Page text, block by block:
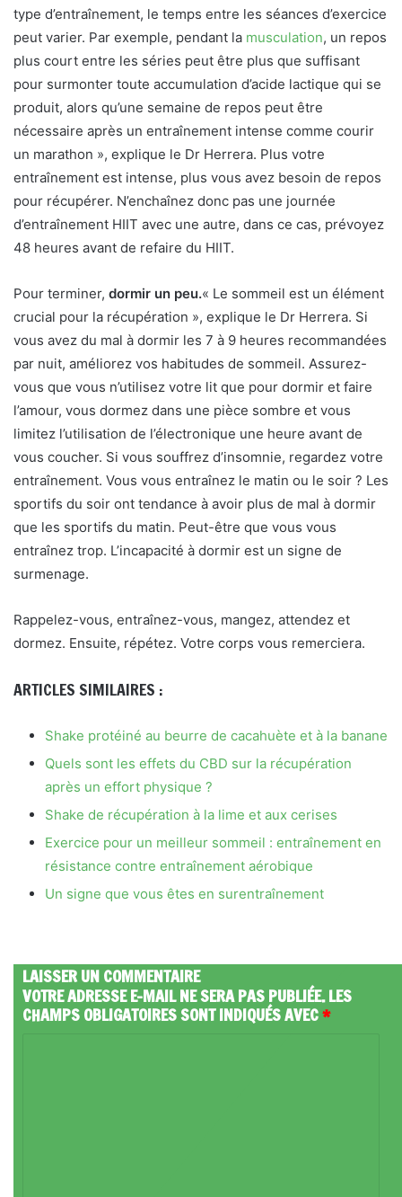
type d’entraînement, le temps entre les séances d’exercice
peut varier. Par exemple, pendant la musculation, un repos
plus court entre les séries peut être plus que suffisant
pour surmonter toute accumulation d’acide lactique qui se
produit, alors qu’une semaine de repos peut être
nécessaire après un entraînement intense comme courir
un marathon », explique le Dr Herrera. Plus votre
entraînement est intense, plus vous avez besoin de repos
pour récupérer. N’enchaînez donc pas une journée
d’entraînement HIIT avec une autre, dans ce cas, prévoyez
48 heures avant de refaire du HIIT.
Pour terminer, dormir un peu.« Le sommeil est un élément
crucial pour la récupération », explique le Dr Herrera. Si
vous avez du mal à dormir les 7 à 9 heures recommandées
par nuit, améliorez vos habitudes de sommeil. Assurez-
vous que vous n’utilisez votre lit que pour dormir et faire
l’amour, vous dormez dans une pièce sombre et vous
limitez l’utilisation de l’électronique une heure avant de
vous coucher. Si vous souffrez d’insomnie, regardez votre
entraînement. Vous vous entraînez le matin ou le soir ? Les
sportifs du soir ont tendance à avoir plus de mal à dormir
que les sportifs du matin. Peut-être que vous vous
entraînez trop. L’incapacité à dormir est un signe de
surmenage.
Rappelez-vous, entraînez-vous, mangez, attendez et
dormez. Ensuite, répétez. Votre corps vous remerciera.
ARTICLES SIMILAIRES :
Shake protéiné au beurre de cacahuète et à la banane
Quels sont les effets du CBD sur la récupération
après un effort physique ?
Shake de récupération à la lime et aux cerises
Exercice pour un meilleur sommeil : entraînement en
résistance contre entraînement aérobique
Un signe que vous êtes en surentraînement
LAISSER UN COMMENTAIRE
VOTRE ADRESSE E-MAIL NE SERA PAS PUBLIÉE.LES
CHAMPS OBLIGATOIRES SONT INDIQUÉS AVEC*